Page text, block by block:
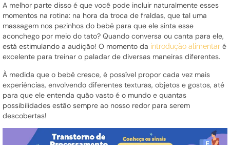
A melhor parte disso é que você pode incluir naturalmente esses
momentos na rotina: na hora da troca de fraldas, que tal uma
massagem nos pezinhos do bebê para que ele sinta esse
aconchego por meio do tato? Quando conversa ou canta para ele,
está estimulando a audição! O momento da introdução alimentar é
excelente para treinar o paladar de diversas maneiras diferentes.
À medida que o bebê cresce, é possível propor cada vez mais
experiências, envolvendo diferentes texturas, objetos e gostos, até
para que ele entenda quão vasto é o mundo e quantas
possibilidades estão sempre ao nosso redor para serem
descobertas!